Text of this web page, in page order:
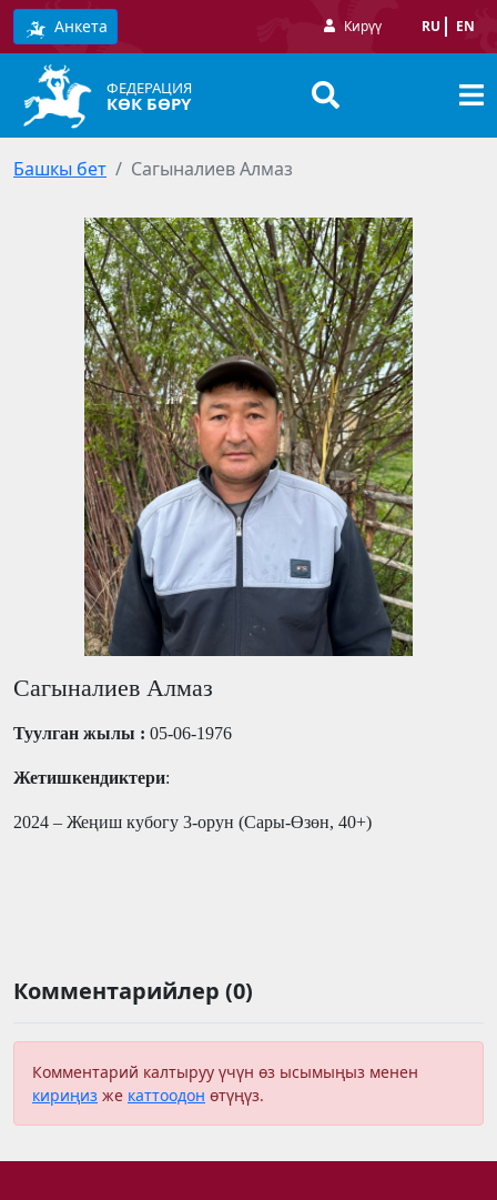
Анкета Кирүү RU EN
ФЕДЕРАЦИЯ
КӨК БӨРҮ
Башкы бет Сагыналиев Алмаз
Сагыналиев Алмаз
Туулган жылы : 05-06-1976
Жетишкендиктери:
2024 – Жеңиш кубогу 3-орун (Сары-Өзөн, 40+)
Комментарийлер (0)
Комментарий калтыруу үчүн өз ысымыңыз менен
кириңиз же каттоодон өтүңүз.